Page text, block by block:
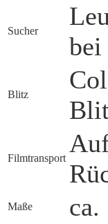
Sucher
bei
Blitz
Film­transport
Maße